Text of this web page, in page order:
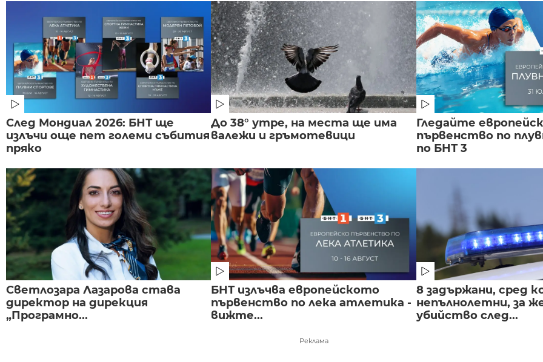
След Мондиал 2026: БНТ ще
излъчи още пет големи събития
пряко
До 38° утре, на места ще има
валежи и гръмотевици
Гледайте
първенство по
по БНТ 3
Светлозара Лазарова става
директор на дирекция
„Програмно...
БНТ излъчва европейското
първенство по лека атлетика -
вижте...
8 задържани, сред
непълнолетни, за
убийство след...
Реклама